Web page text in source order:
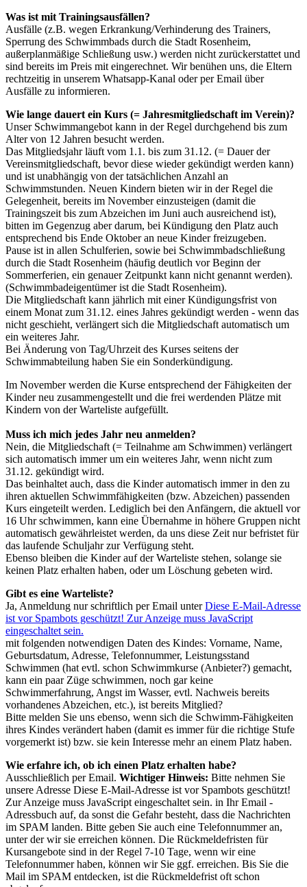
Was ist mit Trainingsausfällen?
Ausfälle (z.B. wegen Erkrankung/Verhinderung des Trainers,
Sperrung des Schwimmbads durch die Stadt Rosenheim,
außerplanmäßige Schließung usw.) werden nicht zurückerstattet und
sind bereits im Preis mit eingerechnet. Wir benühen uns, die Eltern
rechtzeitig in unserem Whatsapp-Kanal oder per Email über
Ausfälle zu informieren.
Wie lange dauert ein Kurs (= Jahresmitgliedschaft im Verein)?
Unser Schwimmangebot kann in der Regel durchgehend bis zum
Alter von 12 Jahren besucht werden.
Das Mitgliedsjahr läuft vom 1.1. bis zum 31.12. (= Dauer der
Vereinsmitgliedschaft, bevor diese wieder gekündigt werden kann)
und ist unabhängig von der tatsächlichen Anzahl an
Schwimmstunden. Neuen Kindern bieten wir in der Regel die
Gelegenheit, bereits im November einzusteigen (damit die
Trainingszeit bis zum Abzeichen im Juni auch ausreichend ist),
bitten im Gegenzug aber darum, bei Kündigung den Platz auch
entsprechend bis Ende Oktober an neue Kinder freizugeben.
Pause ist in allen Schulferien, sowie bei Schwimmbadschließung
durch die Stadt Rosenheim (häufig deutlich vor Beginn der
Sommerferien, ein genauer Zeitpunkt kann nicht genannt werden).
(Schwimmbadeigentümer ist die Stadt Rosenheim).
Die Mitgliedschaft kann jährlich mit einer Kündigungsfrist von
einem Monat zum 31.12. eines Jahres gekündigt werden - wenn das
nicht geschieht, verlängert sich die Mitgliedschaft automatisch um
ein weiteres Jahr.
Bei Änderung von Tag/Uhrzeit des Kurses seitens der
Schwimmabteilung haben Sie ein Sonderkündigung.
Im November werden die Kurse entsprechend der Fähigkeiten der
Kinder neu zusammengestellt und die frei werdenden Plätze mit
Kindern von der Warteliste aufgefüllt.
Muss ich mich jedes Jahr neu anmelden?
Nein, die Mitgliedschaft (= Teilnahme am Schwimmen) verlängert
sich automatisch immer um ein weiteres Jahr, wenn nicht zum
31.12. gekündigt wird.
Das beinhaltet auch, dass die Kinder automatisch immer in den zu
ihren aktuellen Schwimmfähigkeiten (bzw. Abzeichen) passenden
Kurs eingeteilt werden. Lediglich bei den Anfängern, die aktuell vor
16 Uhr schwimmen, kann eine Übernahme in höhere Gruppen nicht
automatisch gewährleistet werden, da uns diese Zeit nur befristet für
das laufende Schuljahr zur Verfügung steht.
Ebenso bleiben die Kinder auf der Warteliste stehen, solange sie
keinen Platz erhalten haben, oder um Löschung gebeten wird.
Gibt es eine Warteliste?
Ja, Anmeldung nur schriftlich per Email unterDiese E-Mail-Adresse
ist vor Spambots geschützt! Zur Anzeige muss JavaScript
eingeschaltet sein.
mit folgenden notwendigen Daten des Kindes: Vorname, Name,
Geburtsdatum, Adresse, Telefonnummer, Leistungsstand
Schwimmen (hat evtl. schon Schwimmkurse (Anbieter?) gemacht,
kann ein paar Züge schwimmen, noch gar keine
Schwimmerfahrung, Angst im Wasser, evtl. Nachweis bereits
vorhandenes Abzeichen, etc.), ist bereits Mitglied?
Bitte melden Sie uns ebenso, wenn sich die Schwimm-Fähigkeiten
ihres Kindes verändert haben (damit es immer für die richtige Stufe
vorgemerkt ist) bzw. sie kein Interesse mehr an einem Platz haben.
Wie erfahre ich, ob ich einen Platz erhalten habe?
Ausschließlich per Email. Wichtiger Hinweis: Bitte nehmen Sie
unsere Adresse Diese E-Mail-Adresse ist vor Spambots geschützt!
Zur Anzeige muss JavaScript eingeschaltet sein. in Ihr Email -
Adressbuch auf, da sonst die Gefahr besteht, dass die Nachrichten
im SPAM landen. Bitte geben Sie auch eine Telefonnummer an,
unter der wir sie erreichen können. Die Rückmeldefristen für
Kursangebote sind in der Regel 7-10 Tage, wenn wir eine
Telefonnummer haben, können wir Sie ggf. erreichen. Bis Sie die
Mail im SPAM entdecken, ist die Rückmeldefrist oft schon